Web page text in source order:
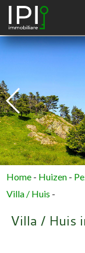
Home - Huizen -
Villa / Huis -
Villa / Huis